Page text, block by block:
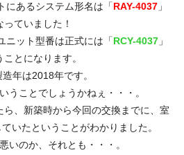
にあるシステム形名は「RAY-4037 」
っていました！
ニット型番は正式には「RCY-4037」
ことになります。
造年は2018年です。
うことでしょうかねぇ・・・。
、新築時から今回の交換までに、室
いたということがわかりました。
いのか、それとも・・・。